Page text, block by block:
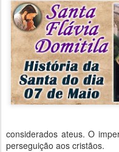
considerados ateus. O
perseguição aos cristãos.